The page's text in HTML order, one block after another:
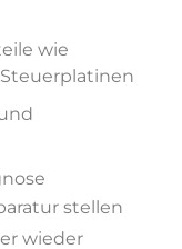
wie
stellen
wieder